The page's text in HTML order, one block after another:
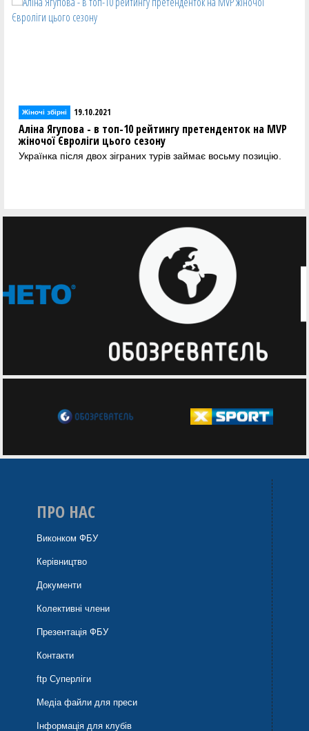
Жіночі збірні 19.10.2021
Аліна Ягупова - в топ-10 рейтингу претенденток на MVP
жіночої Євроліги цього сезону
Українка після двох зіграних турів займає восьму позицію.
ПРО НАС
Виконком ФБУ
Керівництво
Документи
Колективні члени
Презентація ФБУ
Контакти
ftp Суперліги
Медіа файли для преси
Інформація для клубів